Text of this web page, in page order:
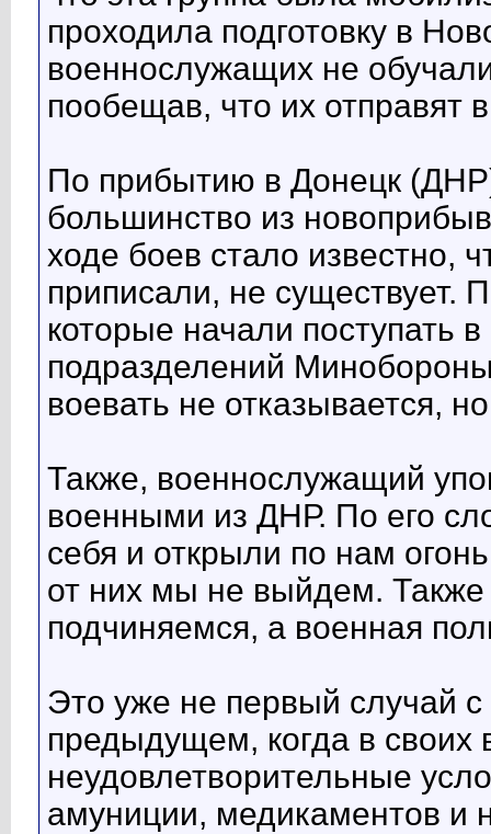
проходила подготовку в
военнослужащих не
пообещав, что их отправят
По прибытию в Донецк
большинство из
ходе боев стало известно,
приписали, не существует.
которые начали поступать
подразделений
воевать не отказывается,
Также, военнослужащий
военными из ДНР. По его
себя и открыли по нам
от них мы не выйдем.
подчиняемся, а военная
Это уже не первый случай с
предыдущем, когда в
неудовлетворительные
амуниции, медикаментов и